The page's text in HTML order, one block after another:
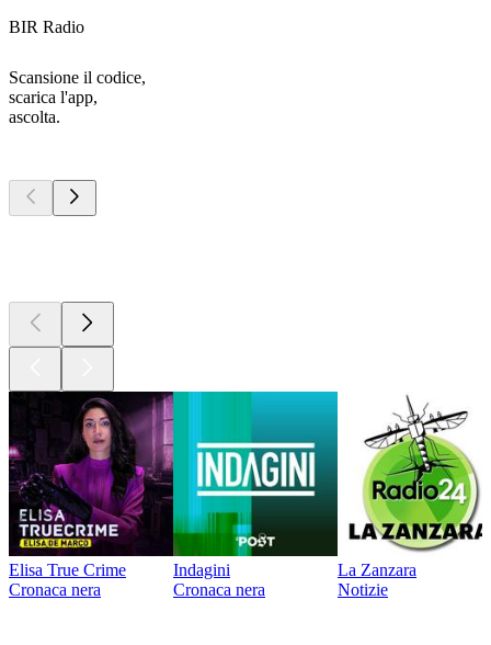
BIR Radio
Scansione il codice,
scarica l'app,
ascolta.
Elisa True Crime
Cronaca nera
Indagini
Cronaca nera
La Zanzara
Notizie